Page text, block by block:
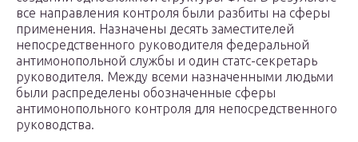
все направления контроля были разбиты на сферы
применения. Назначены десять заместителей
непосредственного руководителя федеральной
антимонопольной службы и один статс-секретарь
руководителя. Между всеми назначенными людьми
были распределены обозначенные сферы
антимонопольного контроля для непосредственного
руководства.